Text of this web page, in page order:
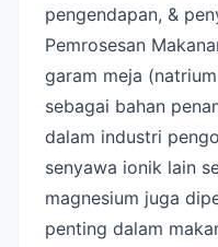
pengendapan, &
Pemrosesan
garam meja
sebagai bahan
dalam industri
senyawa ionik lain
magnesium juga
penting dalam